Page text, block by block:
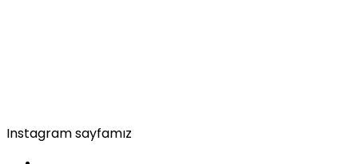
Instagram sayfamız